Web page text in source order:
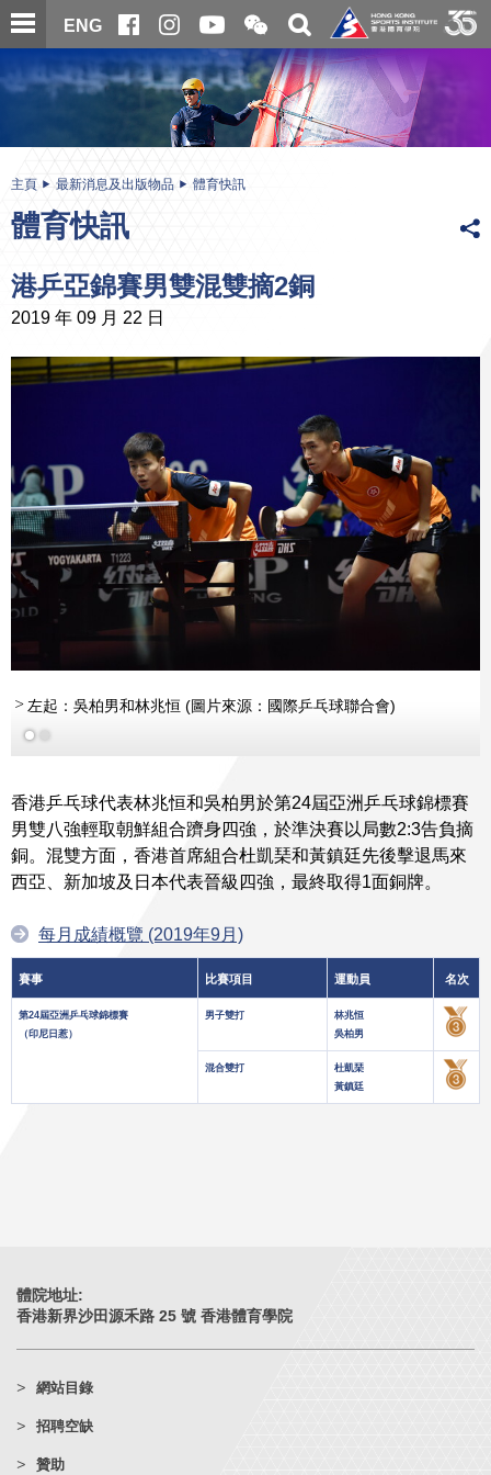
跳
至
內
ENG
開
合
微
信
二
維
碼
關
搜
尋
内
主頁 最新消息及出版物品 體育快訊
體育快訊
港乒亞錦賽男雙混雙摘2銅
2019 年 09 月 22 日
左起：吳柏男和林兆恒 (圖片來源：國際乒乓球聯合會)
香港乒乓球代表林兆恒和吳柏男於第24屆亞洲乒乓球錦標賽
男雙八強輕取朝鮮組合躋身四強，於準決賽以局數2:3告負摘
銅。混雙方面，香港首席組合杜凱琹和黃鎮廷先後擊退馬來
西亞、新加坡及日本代表晉級四強，最終取得1面銅牌。
每月成績概覽 (2019年9月)
賽事 比賽項目 運動員 名次
第24屆亞洲乒乓球錦標賽
（印尼日惹）
男子雙打
林兆恒
吳柏男
混合雙打
杜凱琹
黃鎮廷
體院地址:
香港新界沙田源禾路 25 號 香港體育學院
網站目錄
招聘空缺
贊助